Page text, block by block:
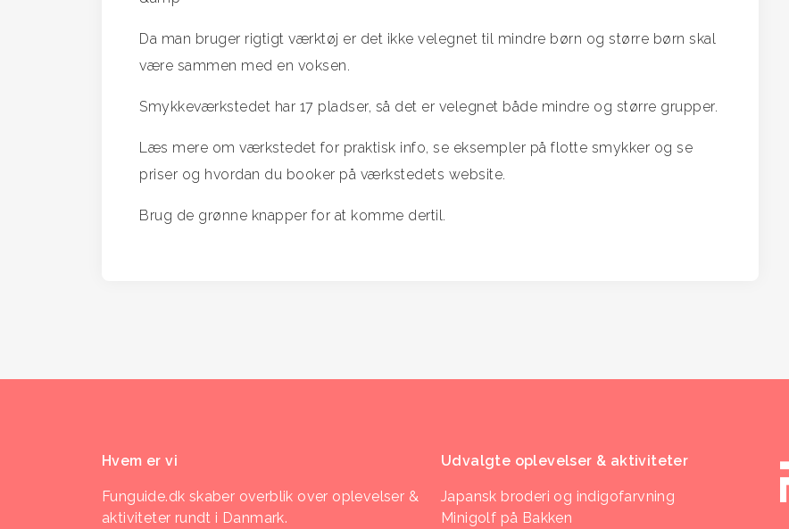
Da man bruger rigtigt værktøj er det ikke velegnet til mindre børn og større børn skal
være sammen med en voksen.
Smykkeværkstedet har 17 pladser, så det er velegnet både mindre og større grupper.
Læs mere om værkstedet for praktisk info, se eksempler på flotte smykker og se
priser og hvordan du booker på værkstedets website.
Brug de grønne knapper for at komme dertil.
Hvem er vi
Funguide.dk skaber overblik over oplevelser &
aktiviteter rundt i Danmark.
Udvalgte oplevelser & aktiviteter
Japansk broderi og indigofarvning
Minigolf på Bakken